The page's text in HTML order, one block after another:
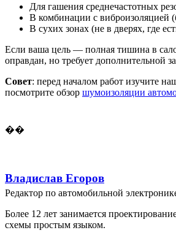
Для гашения среднечастотных
В комбинации с
В сухих зонах (не в дверях, где
Если ваша цель — полная тишина в
оправдан, но требует дополнительной
Совет: перед началом работ изучите
посмотрите обзор шумоизоляции
��
Владислав Егоров
Редактор по автомобильной
Более 12 лет занимается
схемы простым языком.